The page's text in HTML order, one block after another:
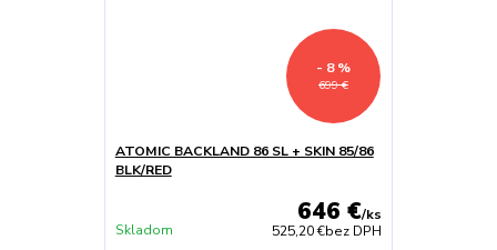
699 €
- 8 %
ATOMIC BACKLAND 86 SL + SKIN 85/86
BLK/RED
646 €/ks
525,20 €bez DPH
Skladom